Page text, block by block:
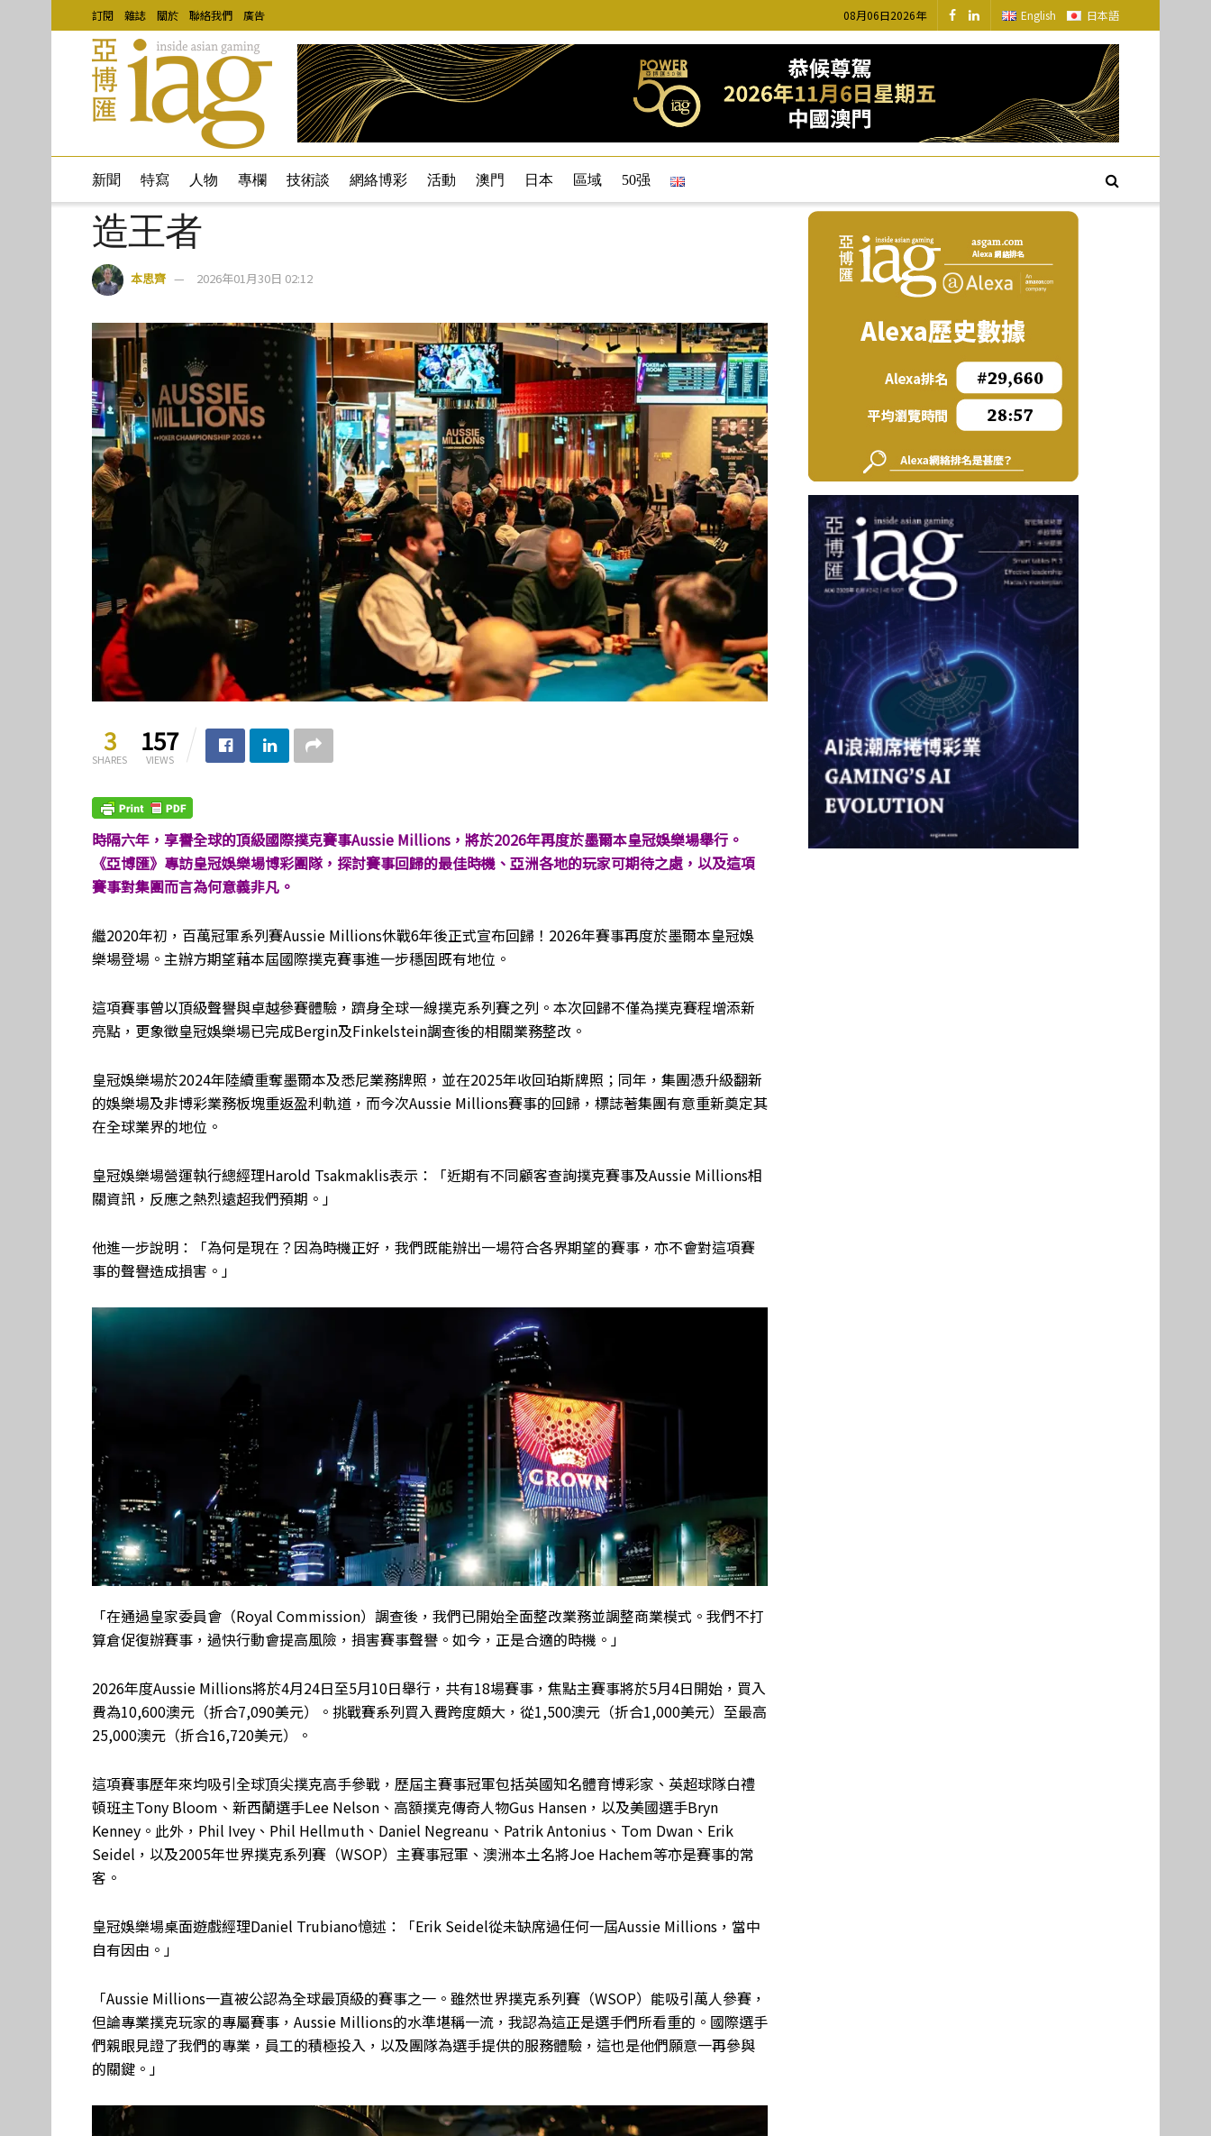
訂閱 雜誌 關於 聯絡我們 廣告 08月06日2026年 English 日本語
新聞 特寫 人物 專欄 技術談 網絡博彩 活動 澳門 日本 區域 50强
造王者
本思齊 2026年01月30日 02:12
3
SHARES
157
VIEWS
時隔六年，享譽全球的頂級國際撲克賽事Aussie Millions，將於2026年再度於墨爾本皇冠娛樂場舉行。
《亞博匯》專訪皇冠娛樂場博彩團隊，探討賽事回歸的最佳時機、亞洲各地的玩家可期待之處，以及這項
賽事對集團而言為何意義非凡。
繼2020年初，百萬冠軍系列賽Aussie Millions休戰6年後正式宣布回歸！2026年賽事再度於墨爾本皇冠娛
樂場登場。主辦方期望藉本屆國際撲克賽事進一步穩固既有地位。
這項賽事曾以頂級聲譽與卓越參賽體驗，躋身全球一線撲克系列賽之列。本次回歸不僅為撲克賽程增添新
亮點，更象徵皇冠娛樂場已完成Bergin及Finkelstein調查後的相關業務整改。
皇冠娛樂場於2024年陸續重奪墨爾本及悉尼業務牌照，並在2025年收回珀斯牌照；同年，集團憑升級翻新
的娛樂場及非博彩業務板塊重返盈利軌道，而今次Aussie Millions賽事的回歸，標誌著集團有意重新奠定其
在全球業界的地位。
皇冠娛樂場營運執行總經理Harold Tsakmaklis表示：「近期有不同顧客查詢撲克賽事及Aussie Millions相
關資訊，反應之熱烈遠超我們預期。」
他進一步說明：「為何是現在？因為時機正好，我們既能辦出一場符合各界期望的賽事，亦不會對這項賽
事的聲譽造成損害。」
「在通過皇家委員會（Royal Commission）調查後，我們已開始全面整改業務並調整商業模式。我們不打
算倉促復辦賽事，過快行動會提高風險，損害賽事聲譽。如今，正是合適的時機。」
2026年度Aussie Millions將於4月24日至5月10日舉行，共有18場賽事，焦點主賽事將於5月4日開始，買入
費為10,600澳元（折合7,090美元）。挑戰賽系列買入費跨度頗大，從1,500澳元（折合1,000美元）至最高
25,000澳元（折合16,720美元）。
這項賽事歷年來均吸引全球頂尖撲克高手參戰，歷屆主賽事冠軍包括英國知名體育博彩家、英超球隊白禮
頓班主Tony Bloom、新西蘭選手Lee Nelson、高額撲克傳奇人物Gus Hansen，以及美國選手Bryn
Kenney。此外，Phil Ivey、Phil Hellmuth、Daniel Negreanu、Patrik Antonius、Tom Dwan、Erik
Seidel，以及2005年世界撲克系列賽（WSOP）主賽事冠軍、澳洲本土名將Joe Hachem等亦是賽事的常
客。
皇冠娛樂場桌面遊戲經理Daniel Trubiano憶述：「Erik Seidel從未缺席過任何一屆Aussie Millions，當中
自有因由。」
「Aussie Millions一直被公認為全球最頂級的賽事之一。雖然世界撲克系列賽（WSOP）能吸引萬人參賽，
但論專業撲克玩家的專屬賽事，Aussie Millions的水準堪稱一流，我認為這正是選手們所看重的。國際選手
們親眼見證了我們的專業，員工的積極投入，以及團隊為選手提供的服務體驗，這也是他們願意一再參與
的關鍵。」